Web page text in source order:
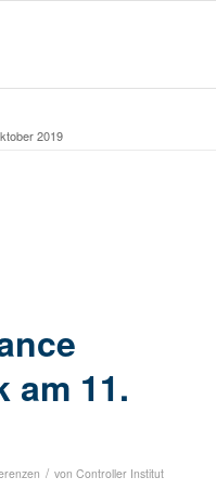
2019
am 11.
/ von Controller Institut